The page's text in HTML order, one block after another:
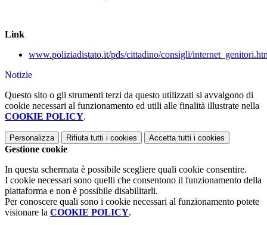
Link
www.poliziadistato.it/pds/cittadino/consigli/
Notizie
Questo sito o gli strumenti terzi da questo utilizzati si avvalgono di
cookie necessari al funzionamento ed utili alle finalità illustrate nella
COOKIE POLICY.
Personalizza Rifiuta tutti i cookies Accetta tutti i cookies
Gestione cookie
In questa schermata è possibile scegliere quali cookie consentire.
I cookie necessari sono quelli che consentono il funzionamento della
piattaforma e non è possibile disabilitarli.
Per conoscere quali sono i cookie necessari al funzionamento potete
visionare la COOKIE POLICY.